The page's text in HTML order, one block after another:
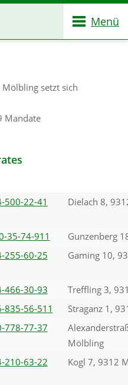
Menü
setzt sich
Mandate
500-22-41 Dielach 8,
35-74-911
Gunzenberg
255-60-25 Gaming 10,
466-30-93
Treffling 3,
835-56-511
Straganz 1,
778-77-37
Mölbling
210-63-22 Kogl 7, 9312